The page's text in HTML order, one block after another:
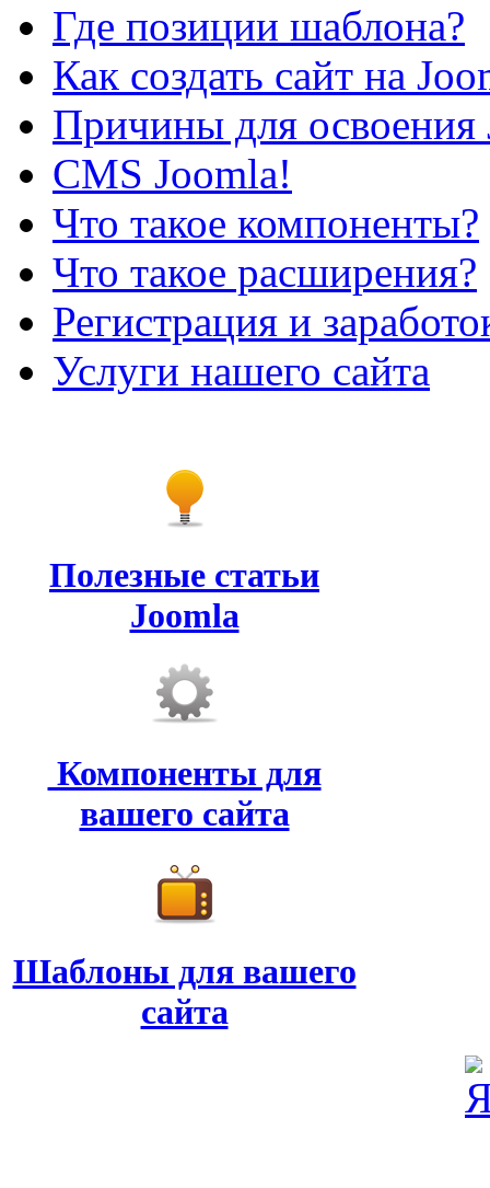
Где позиции шаблона?
Как создать сайт на
Причины для освоения
CMS Joomla!
Что такое компоненты?
Что такое расширения?
Регистрация и
Услуги нашего сайта
Полезные статьи
Joomla
Компоненты для
вашего сайта
Шаблоны для вашего
сайта